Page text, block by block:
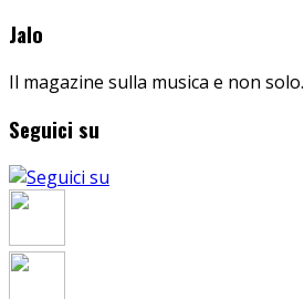
Jalo
Il magazine sulla musica e non solo.
Seguici su